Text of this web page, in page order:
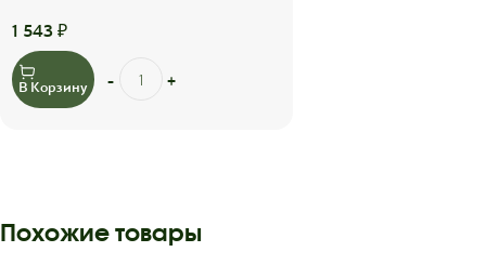
1 543 ₽
В Корзину
Похожие товары